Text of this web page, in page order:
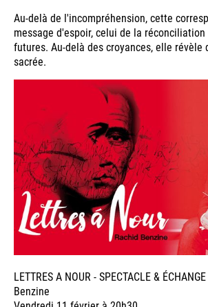
Au-delà de l'incompréhension, cette
message d'espoir, celui de la
futures. Au-delà des croyances, elle révèle
sacrée.
LETTRES A NOUR - SPECTACLE &
Benzine